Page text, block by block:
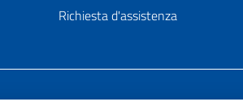
Richiesta d'assistenza